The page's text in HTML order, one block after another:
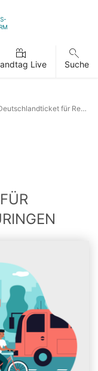
Live Suche
Reduziertes Deutschlandticket für Rentner ab 67 in Thüringen